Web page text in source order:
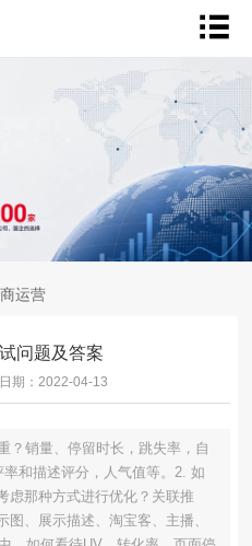
运营
问题及答案
期：2022-04-13
？销量、停留时长，跳失率，自
和描述评分，人气值等。2. 如
虑那种方式进行优化？关联推
、展示描述、淘宝客、主播、